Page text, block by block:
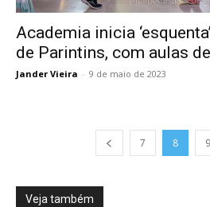
Academia inicia
de Parintins, com aulas
Jander Vieira - 9 de maio de 2023
7 8 9
Veja também